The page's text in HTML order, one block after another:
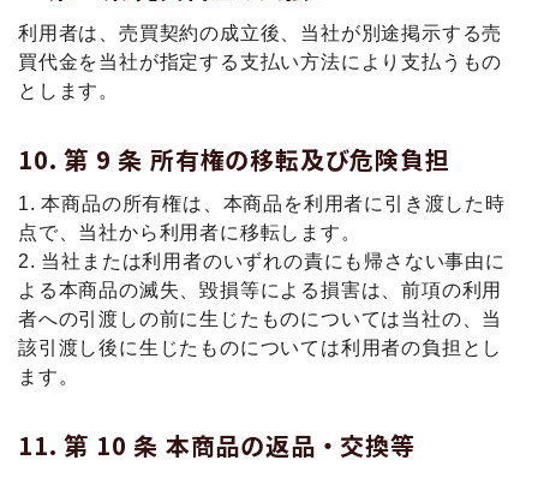
利⽤者は、売買契約の成⽴後、当社が別途掲⽰する売
買代⾦を当社が指定する⽀払い⽅法により⽀払うもの
とします。
第 9 条 所有権の移転及び危険負担
1. 本商品の所有権は、本商品を利⽤者に引き渡した時
点で、当社から利⽤者に移転します。
2. 当社または利⽤者のいずれの責にも帰さない事由に
よる本商品の滅失、毀損等による損害は、前項の利用
者への引渡しの前に⽣じたものについては当社の、当
該引渡し後に⽣じたものについては利⽤者の負担とし
ます。
第 10 条 本商品の返品・交換等